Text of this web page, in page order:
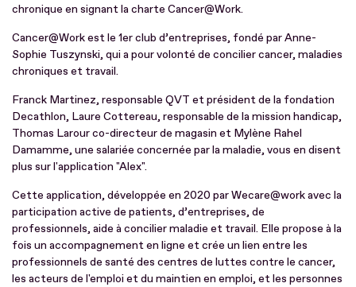
chronique en signant la charte Cancer@Work.
Cancer@Work est le 1er club d’entreprises, fondé par Anne-
Sophie Tuszynski, qui a pour volonté de concilier cancer, maladies
chroniques et travail.
Franck Martinez, responsable QVT et président de la fondation
Decathlon, Laure Cottereau, responsable de la mission handicap,
Thomas Larour co-directeur de magasin et Mylène Rahel
Damamme, une salariée concernée par la maladie, vous en disent
plus sur l'application "Alex".
Cette application, développée en 2020 par Wecare@work avec la
participation active de patients, d’entreprises, de
professionnels, aide à concilier maladie et travail. Elle propose à la
fois un accompagnement en ligne et crée un lien entre les
professionnels de santé des centres de luttes contre le cancer,
les acteurs de l'emploi et du maintien en emploi, et les personnes